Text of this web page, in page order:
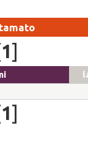
1]
1]